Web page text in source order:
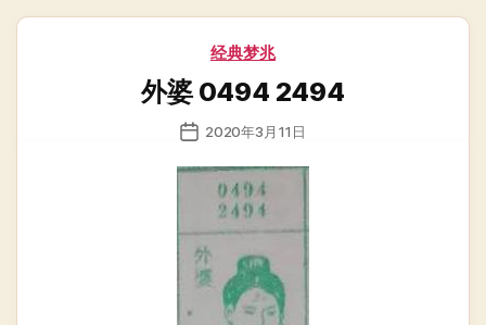
分
经典梦兆
外婆 0494 2494
发
日
2020年3月11日